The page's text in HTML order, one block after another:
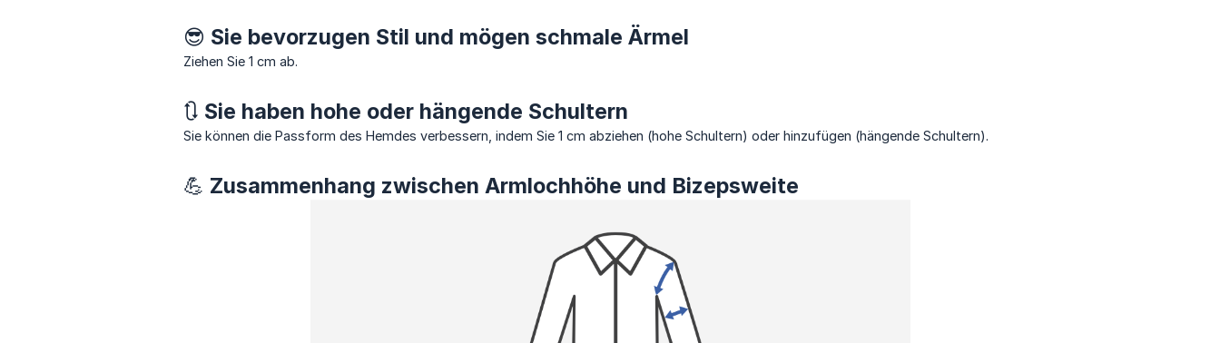
😎 Sie bevorzugen Stil und mögen schmale Ärmel
Ziehen Sie 1 cm ab.
🔃 Sie haben hohe oder hängende Schultern
Sie können die Passform des Hemdes verbessern, indem Sie 1 cm abziehen (hohe Schultern) oder hinzufügen (hängende Schultern).
💪 Zusammenhang zwischen Armlochhöhe und Bizepsweite